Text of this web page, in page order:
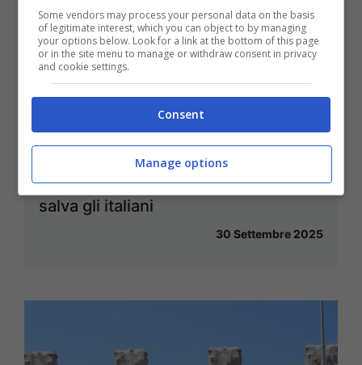
Come risparmiare 5000 euro in
pochi mesi: il trucco delle buste che
salva gli italiani
30 Settembre 2025
Some vendors may process your personal data on the basis
of legitimate interest, which you can object to by managing
your options below. Look for a link at the bottom of this page
or in the site menu to manage or withdraw consent in privacy
and cookie settings.
Consent
Manage options